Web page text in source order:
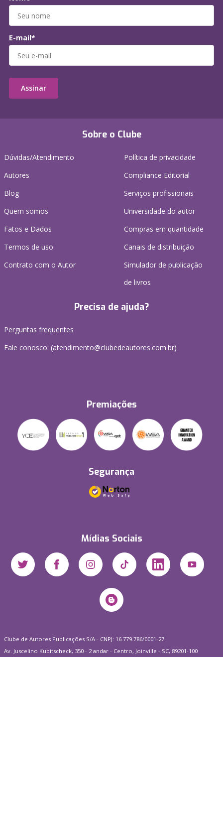
Sobre o Clube
Dúvidas/Atendimento
Autores
Blog
Quem somos
Fatos e Dados
Termos de uso
Contrato com o Autor
Política de privacidade
Compliance Editorial
Serviços profissionais
Universidade do autor
Compras em quantidade
Canais de distribuição
Simulador de publicação
de livros
Precisa de ajuda?
Perguntas frequentes
Fale conosco: (atendimento@clubedeautores.com.br)
Premiações
Segurança
Mídias Sociais
E-mail*
Assinar
Clube de Autores Publicações S/A - CNPJ: 16.779.786/0001-27
Av. Juscelino Kubitscheck, 350 - 2 andar - Centro, Joinville - SC, 89201-100